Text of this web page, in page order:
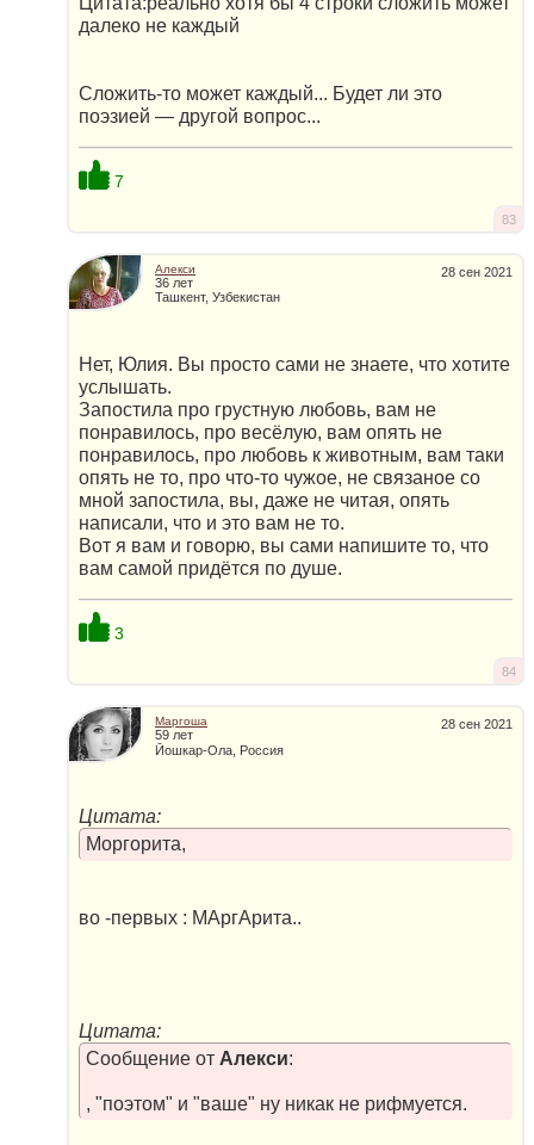
далеко не каждый
Сложить-то может каждый... Будет ли это
поэзией — другой вопрос...
7
83
28 сен 2021
Алекси
36 лет
Ташкент, Узбекистан
Нет, Юлия. Вы просто сами не знаете, что хотите
услышать.
Запостила про грустную любовь, вам не
понравилось, про весёлую, вам опять не
понравилось, про любовь к животным, вам таки
опять не то, про что-то чужое, не связаное со
мной запостила, вы, даже не читая, опять
написали, что и это вам не то.
Вот я вам и говорю, вы сами напишите то, что
вам самой придётся по душе.
3
84
28 сен 2021
Маргоша
59 лет
Йошкар-Ола, Россия
Цитата:
Моргорита,
во -первых : МАргАрита..
Цитата:
Сообщение от Алекси:
, "поэтом" и "ваше" ну никак не рифмуется.